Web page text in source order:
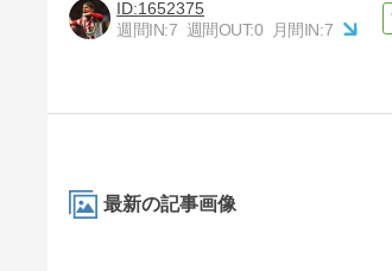
1652375
週間IN:7 週間OUT:0 月間IN:7
最新の記事画像